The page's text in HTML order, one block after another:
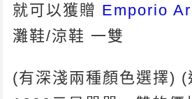
就可以獲贈 Emporio
灘鞋/涼鞋 一雙
(有深淺兩種顏色選擇) (